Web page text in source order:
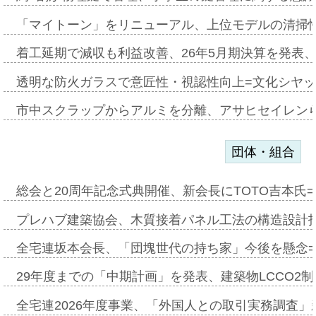
「マイトーン」をリニューアル、上位モデルの清
着工延期で減収も利益改善、26年5月期決算を発表
透明な防火ガラスで意匠性・視認性向上=文化シヤ
市中スクラップからアルミを分離、アサヒセイレ
団体・組合
総会と20周年記念式典開催、新会長にTOTO吉本氏
プレハブ建築協会、木質接着パネル工法の構造設
全宅連坂本会長、「団塊世代の持ち家」今後を懸
29年度までの「中期計画」を発表、建築物LCCO2
全宅連2026年度事業、「外国人との取引実務調査